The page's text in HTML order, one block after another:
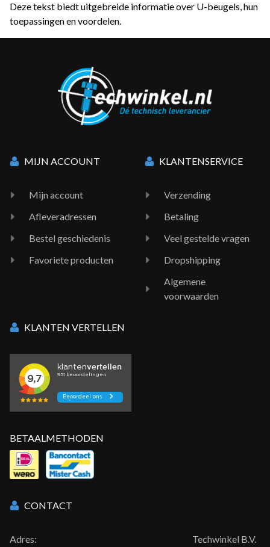
Deze tekst biedt uitgebreide informatie over U-beugels, hun
toepassingen en voordelen.
MIJN ACCOUNT
Mijn account
Afleveradressen
Bestel geschiedenis
Favoriete producten
KLANTENSERVICE
Verzending
Betaling
Veel gestelde vragen
Dropshipping
Algemene
voorwaarden
KLANTEN VERTELLEN
BETAALMETHODEN
CONTACT
Adres:
Techwinkel B.V.